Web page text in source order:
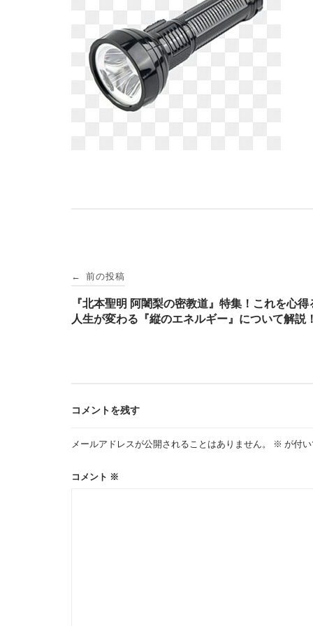
投
稿
ゲ
ー
← 前の投稿
『北本聖明 阿闍梨の密教道』特集！これを心得
人生が変わる『縦のエネルギー』について解説！
コメントを残す
メールアドレスが公開されることはありません。 ※ が付
コメント ※